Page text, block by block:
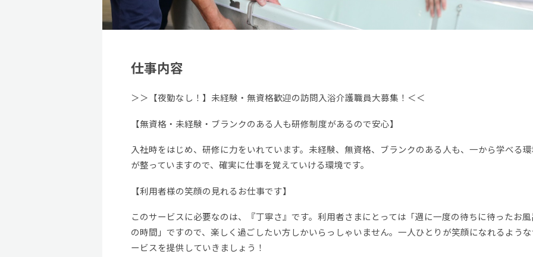
仕事内容
＞＞【夜勤なし！】未経験・無資格歓迎の訪問入浴介護職員大募集！＜＜
【無資格・未経験・ブランクのある人も研修制度があるので安心】
入社時をはじめ、研修に力をいれています。未経験、無資格、ブランクのある人も、一から学べる
が整っていますので、確実に仕事を覚えていける環境です。
【利用者様の笑顔の見れるお仕事です】
このサービスに必要なのは、『丁寧さ』です。利用者さまにとっては「週に一度の待ちに待ったお風
の時間」ですので、楽しく過ごしたい方しかいらっしゃいません。一人ひとりが笑顔になれるような
ービスを提供していきましょう！